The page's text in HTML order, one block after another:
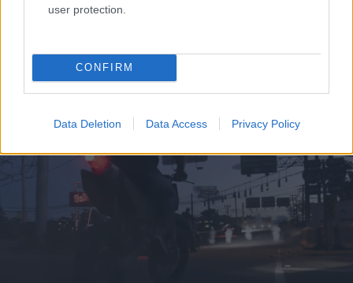
user protection.
CONFIRM
Data Deletion Data Access Privacy Policy
Γιατί δεν πρέπει να βάζεις ΠΟΤΕ μαχαίρι σε
καρπούζι αν δεν κάνεις πρώτα αυτή την κίνηση